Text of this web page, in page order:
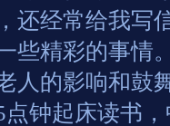
还经常给我写
些精彩的事情
人的影响和鼓
点钟起床读书